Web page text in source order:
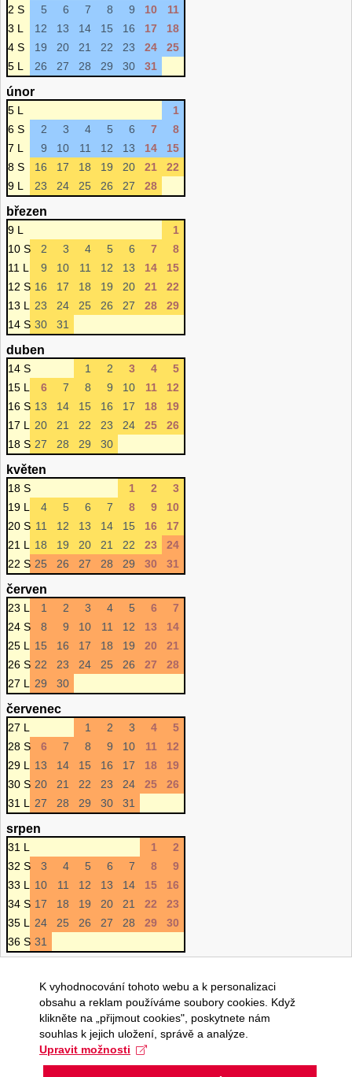
2 S
5 6 7 8 9 10
11
3 L
12 13 14 15 16 17
18
4 S
19 20 21 22 23 24
25
5 L
26 27 28 29 30 31
únor
5 L
1
6 S
2 3 4 5 6 7
8
7 L
9 10 11 12 13 14
15
8 S
16 17 18 19 20 21
22
9 L
23 24 25 26 27 28
březen
9 L
1
10 S
2 3 4 5 6 7
8
11 L
9 10 11 12 13 14
15
12 S 16 17 18 19 20 21
22
13 L
23 24 25 26 27 28
29
14 S 30 31
duben
14 S 1 2 3 4
5
15 L
6 7 8 9 10 11
12
16 S 13 14 15 16 17 18
19
17 L
20 21 22 23 24 25
26
18 S 27 28 29 30
květen
18 S 1 2
3
19 L
4 5 6 7 8 9
10
20 S 11 12 13 14 15 16
17
21 L
18 19 20 21 22 23
24
22 S 25 26 27 28 29 30 31
červen
23 L 1 2 3 4 5 6
7
24 S
8 9 10 11 12 13
14
25 L
15 16 17 18 19 20
21
26 S 22 23 24 25 26 27
28
27 L
29 30
červenec
27 L 1 2 3 4
5
28 S
6 7 8 9 10 11
12
29 L
13 14 15 16 17 18
19
30 S 20 21 22 23 24 25
26
31 L
27 28 29 30 31
srpen
31 L 1
2
32 S
3 4 5 6 7 8
9
33 L
10 11 12 13 14 15
16
34 S 17 18 19 20 21 22
23
35 L
24 25 26 27 28 29
30
36 S 31
K vyhodnocování tohoto webu a k personalizaci
obsahu a reklam používáme soubory cookies. Když
klikněte na „přijmout cookies", poskytnete nám
souhlas k jejich uložení, správě a analýze.
Upravit možnosti